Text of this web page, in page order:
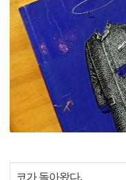
코가 돌아왔다.